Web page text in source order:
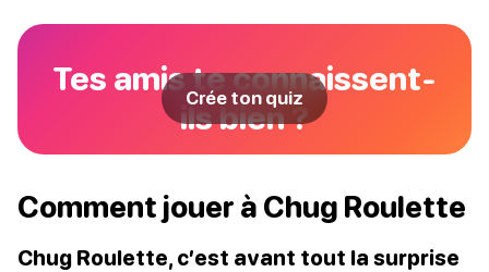
Tes amis te connaissent-
ils bien ?
Crée ton quiz
Comment jouer à Chug Roulette
Chug Roulette, c’est avant tout la surprise